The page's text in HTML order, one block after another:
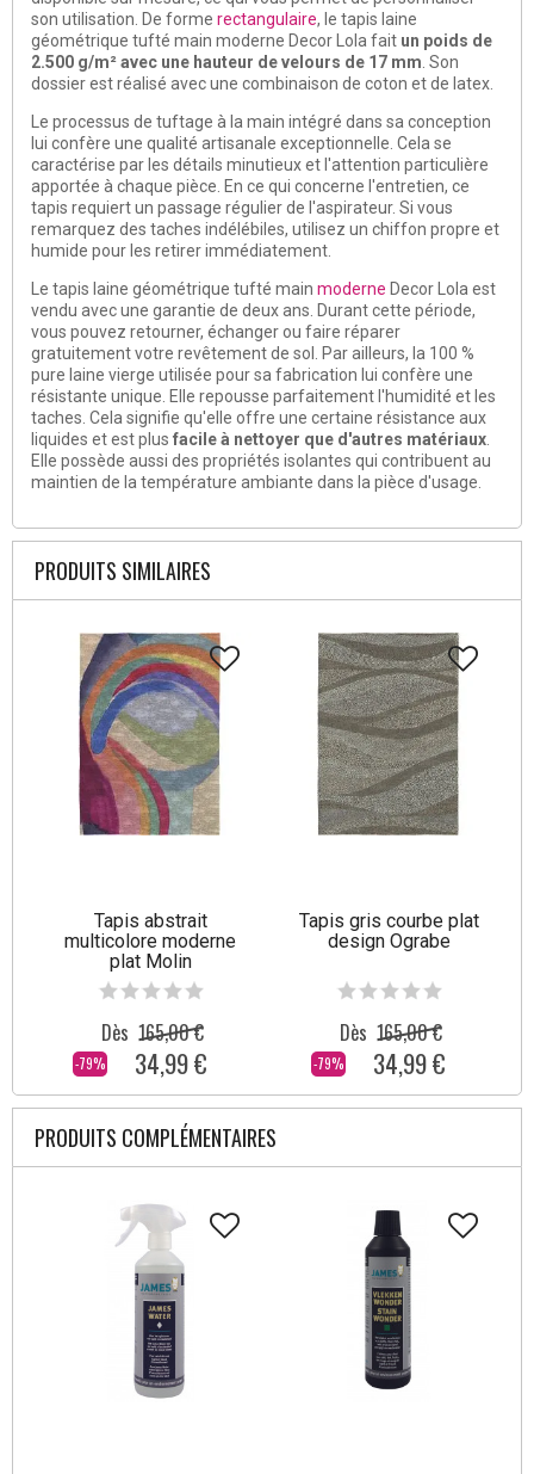
son utilisation. De forme rectangulaire, le tapis laine
géométrique tufté main moderne Decor Lola fait un poids de
2.500 g/m² avec une hauteur de velours de 17 mm . Son
dossier est réalisé avec une combinaison de coton et de latex.
Le processus de tuftage à la main intégré dans sa conception
lui confère une qualité artisanale exceptionnelle. Cela se
caractérise par les détails minutieux et l'attention particulière
apportée à chaque pièce. En ce qui concerne l'entretien, ce
tapis requiert un passage régulier de l'aspirateur. Si vous
remarquez des taches indélébiles, utilisez un chiffon propre et
humide pour les retirer immédiatement.
Le tapis laine géométrique tufté main moderne Decor Lola est
vendu avec une garantie de deux ans. Durant cette période,
vous pouvez retourner, échanger ou faire réparer
gratuitement votre revêtement de sol. Par ailleurs, la 100 %
pure laine vierge utilisée pour sa fabrication lui confère une
résistante unique. Elle repousse parfaitement l'humidité et les
taches. Cela signifie qu'elle offre une certaine résistance aux
liquides et est plus facile à nettoyer que d'autres matériaux
Elle possède aussi des propriétés isolantes qui contribuent au
maintien de la température ambiante dans la pièce d'usage.
PRODUITS SIMILAIRES
Tapis abstrait
multicolore moderne
plat Molin
-79%
Dès 165,00 €
34,99 €
Tapis gris courbe plat
design Ograbe
-79%
Dès 165,00 €
34,99 €
PRODUITS COMPLÉMENTAIRES